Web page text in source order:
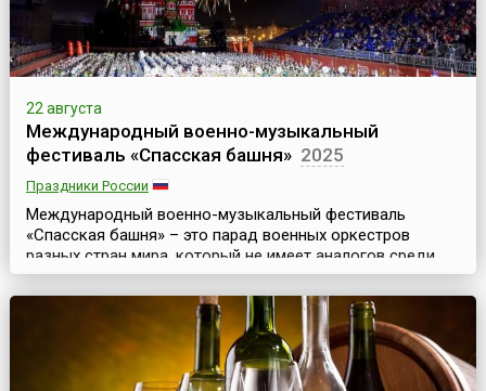
22 августа
Международный военно-музыкальный
фестиваль «Спасская башня» 2025
Праздники России
Международный военно-музыкальный фестиваль
«Спасская башня» – это парад военных оркестров
разных стран мира, который не имеет аналогов среди
других известных Military Tattoo (то есть парадов
военных оркестров) мирового уровня. Это
захватывающее дух музыкально-театрализованное
представление, где органично сочетаются разные
музыкальные направления (военная, классическая,
народная и эстрадная музыка)...